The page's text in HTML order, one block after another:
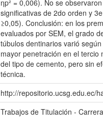
ηp² = 0,006). No se
significativas de 2do orden y
≥0,05). Conclusión: en los
evaluados por SEM, el grado
túbulos dentinarios varió
mayor penetración en el tercio
del tipo de cemento, pero sin
técnica.
http://repositorio.ucsg.edu.ec/
Trabajos de Titulación -